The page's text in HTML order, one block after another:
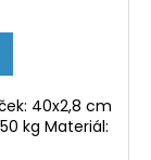
40x2,8 cm
kg Materiál: